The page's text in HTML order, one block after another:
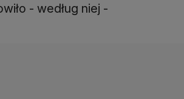
- według niej -